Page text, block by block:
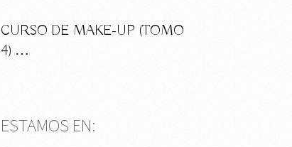
CURSO DE MAKE-UP (TOMO
4) …
ESTAMOS EN: